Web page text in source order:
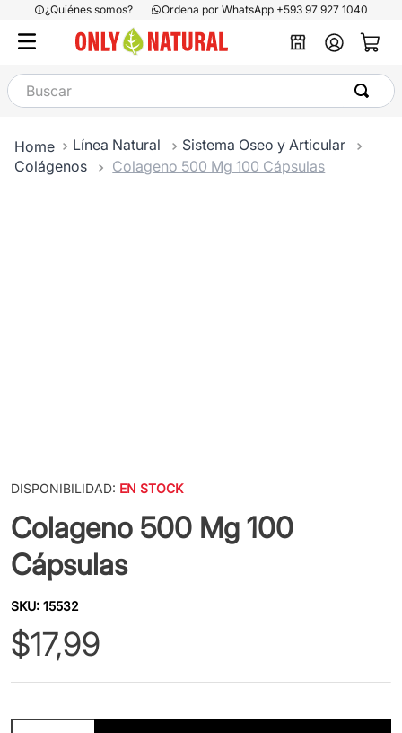
¿Quiénes somos? Ordena por WhatsApp +593 97 927 1040
Buscar
Línea Natural
Sistema Oseo y Articular
Colágenos
Colageno 500 Mg 100 Cápsulas
DISPONIBILIDAD: EN STOCK
Colageno 500 Mg 100
Cápsulas
SKU:15532
$17,99